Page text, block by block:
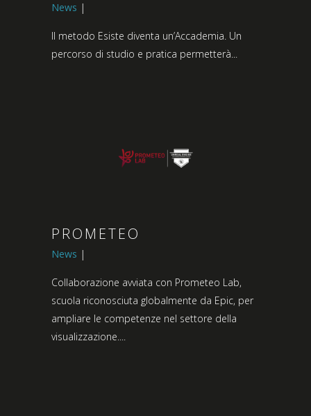
News
Il metodo Esiste diventa un’Accademia. Un
percorso di studio e pratica permetterà...
PROMETEO
News
Collaborazione avviata con Prometeo Lab,
scuola riconosciuta globalmente da Epic, per
ampliare le competenze nel settore della
visualizzazione....